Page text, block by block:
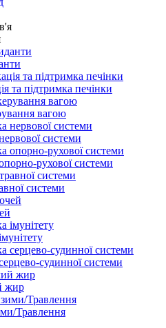
та підтримка печінки
вагою
системи
рухової системи
системи
судинної системи
жир
Травлення